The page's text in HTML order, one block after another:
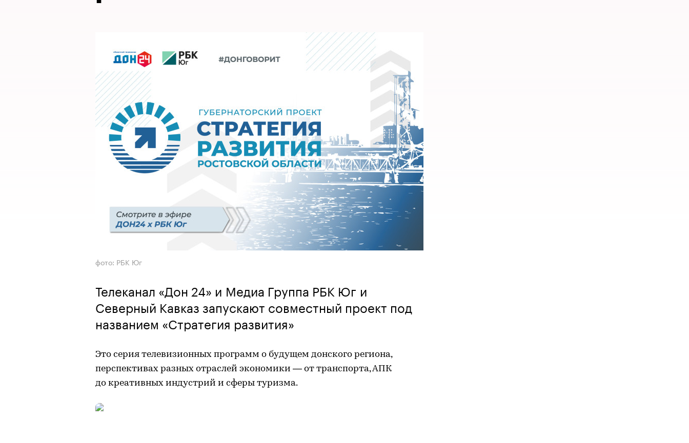
фото: РБК Юг
Телеканал «Дон 24» и Медиа Группа РБК Юг и
Северный Кавказ запускают совместный проект под
названием «Стратегия развития»
Это серия телевизионных программ о будущем донского региона,
перспективах разных отраслей экономики — от транспорта, АПК
до креативных индустрий и сферы туризма.